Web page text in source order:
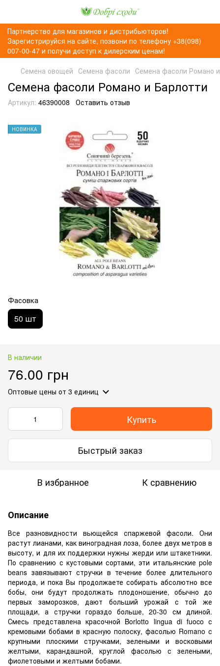
Партнерство для магазинов и дистрибьюторов!
Зарегистрируйся на сайте, позвони по телефону +38(098)
007-00-47 и получи доступ к дилерским ценам!
Семена овощей Семена фасоли Семена фасоли Романо
Семена фасоли Романо и Барлотти
Артикул: 46390008 Оставить отзыв
НОВИНКА
Фасовка
50 шт
В наличии
76.00 грн
Оптовые цены от 3 единиц
Купить
Быстрый заказ
В избранное К сравнению
Описание
Все разновидности вьющейся спаржевой фасоли. Они
растут лианами, как виноградная лоза, более двух метров в
высоту, и для их поддержки нужны жерди или штакетники.
По сравнению с кустовыми сортами, эти итальянские pole
beans завязывают стручки в течение более длительного
периода, и пока Вы продолжаете собирать абсолютно все
бобы, они будут продолжать плодоношение, обычно до
первых заморозков, дают больший урожай с той же
площади, а стручки гораздо больше, 20-30 см длиной.
Смесь представлена ​​красочной Borlotto lingua di fuoco с
кремовыми бобами в красную полоску, фасолью Romano с
крупными плоскими стручками, зелеными и восковыми
желтыми, карандашной, круглой фасолью с зелеными,
фиолетовыми и желтыми бобами.